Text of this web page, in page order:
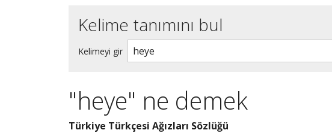
Kelime tanımını bul
Kelimeyi gir
"heye" ne demek
Türkiye Türkçesi Ağızları Sözlüğü